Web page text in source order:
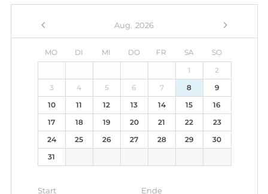
Aug. 2026
MO DI MI DO FR SA
SO
1
2
3
4 5 6 7 8
9
10
11 12 13 14 15
16
17
18 19 20 21 22
23
24
25 26 27 28 29
30
31
Start Ende